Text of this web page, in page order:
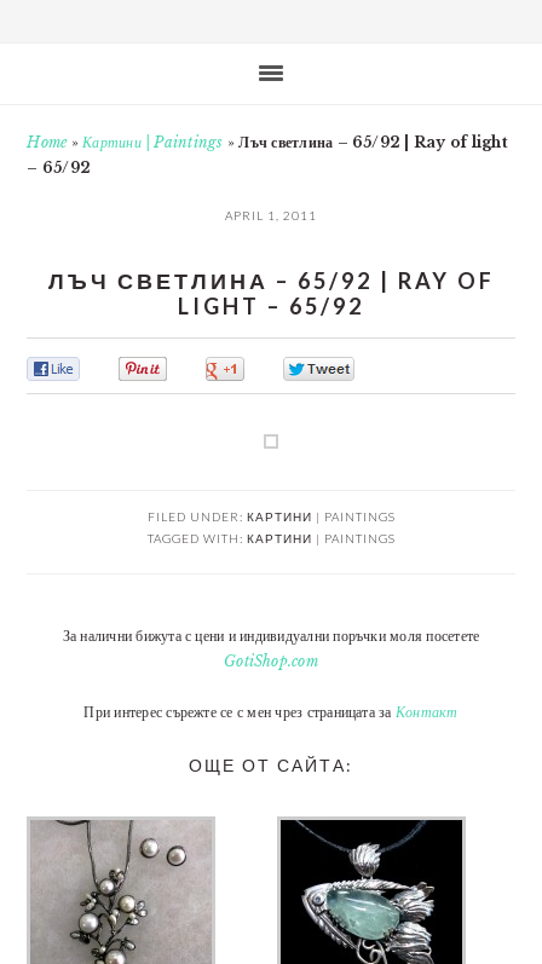
Home»Картини | Paintings »Лъч светлина – 65/92 | Ray of light
– 65/92
APRIL 1, 2011
ЛЪЧ СВЕТЛИНА – 65/92 | RAY OF
LIGHT – 65/92
FILED UNDER: КАРТИНИ | PAINTINGS
TAGGED WITH: КАРТИНИ | PAINTINGS
За налични бижута с цени и индивидуални поръчки моля посетете
GotiShop.com
При интерес сърежте се с мен чрез страницата за Контакт
ОЩЕ ОТ САЙТА: